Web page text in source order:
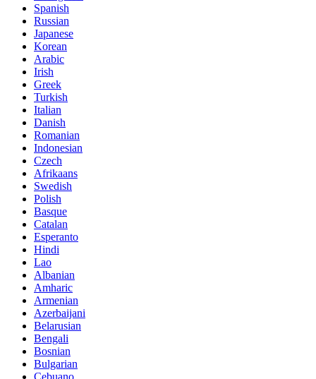
Spanish
Russian
Japanese
Korean
Arabic
Irish
Greek
Turkish
Italian
Danish
Romanian
Indonesian
Czech
Afrikaans
Swedish
Polish
Basque
Catalan
Esperanto
Hindi
Lao
Albanian
Amharic
Armenian
Azerbaijani
Belarusian
Bengali
Bosnian
Bulgarian